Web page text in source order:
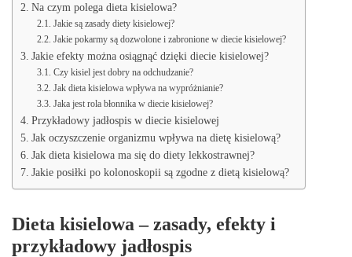
Na czym polega dieta kisielowa?
Jakie są zasady diety kisielowej?
Jakie pokarmy są dozwolone i zabronione w diecie kisielowej?
Jakie efekty można osiągnąć dzięki diecie kisielowej?
Czy kisiel jest dobry na odchudzanie?
Jak dieta kisielowa wpływa na wypróżnianie?
Jaka jest rola błonnika w diecie kisielowej?
Przykładowy jadłospis w diecie kisielowej
Jak oczyszczenie organizmu wpływa na dietę kisielową?
Jak dieta kisielowa ma się do diety lekkostrawnej?
Jakie posiłki po kolonoskopii są zgodne z dietą kisielową?
Dieta kisielowa – zasady, efekty i
przykładowy jadłospis